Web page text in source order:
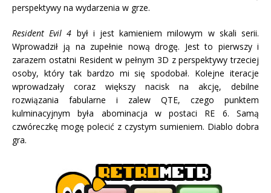
perspektywy na wydarzenia w grze.
Resident Evil 4 był i jest kamieniem milowym w skali serii.
Wprowadził ją na zupełnie nową drogę. Jest to pierwszy i
zarazem ostatni Resident w pełnym 3D z perspektywy trzeciej
osoby, który tak bardzo mi się spodobał. Kolejne iteracje
wprowadzały coraz większy nacisk na akcję, debilne
rozwiązania fabularne i zalew QTE, czego punktem
kulminacyjnym była abominacja w postaci RE 6. Samą
czwóreczkę mogę polecić z czystym sumieniem. Diablo dobra
gra.